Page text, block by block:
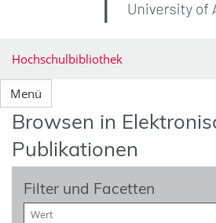
Hochschulbibliothek
Menü
Browsen in
Publikationen
Filter und Facetten